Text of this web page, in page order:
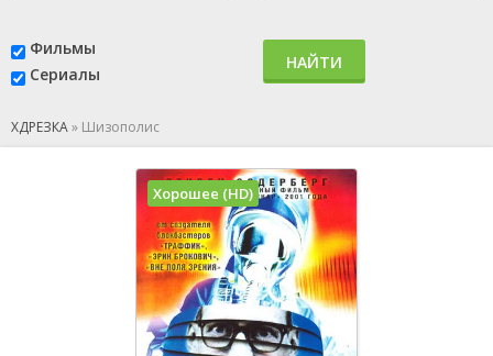
Фильмы
Сериалы
НАЙТИ
ХДРЕЗКА» Шизополис
Хорошее (HD)